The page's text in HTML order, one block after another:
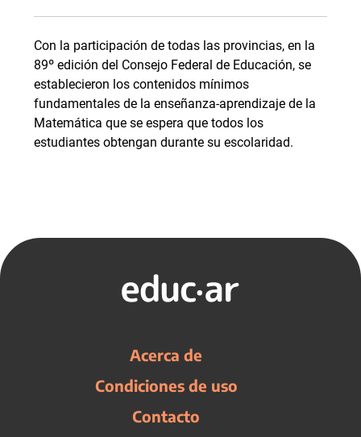
Con la participación de todas las provincias, en la
89º edición del Consejo Federal de Educación, se
establecieron los contenidos mínimos
fundamentales de la enseñanza-aprendizaje de la
Matemática que se espera que todos los
estudiantes obtengan durante su escolaridad.
Acerca de
Condiciones de uso
Contacto